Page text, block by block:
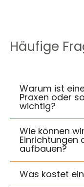
Häufige
Warum ist
Praxen oder
wichtig?
Wie können
Einrichtungen
aufbauen?
Was kostet